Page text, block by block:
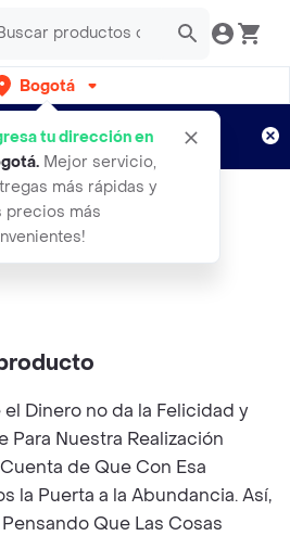
Bogotá
tu dirección en
. Mejor servicio,
más rápidas y
precios más
por semanas
Aplican TyC
Silvera
Dinero no da la Felicidad y
Para Nuestra Realización
de Que Con Esa
la Puerta a la Abundancia. Así,
Que Las Cosas